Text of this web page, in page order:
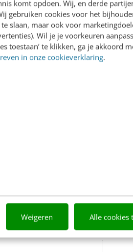
komt opdoen. Wij, en derde
gebruiken cookies voor het
slaan, maar ook voor
Wil je je voorkeuren
toestaan’ te klikken, ga je akkoord
in onze cookieverklaring.
Weigeren Alle cookies
voorbij*
Studio en